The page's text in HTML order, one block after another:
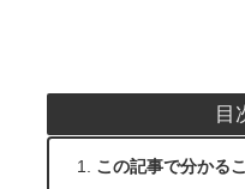
目
この記事で分かる